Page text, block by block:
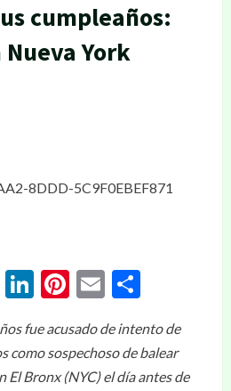
cumpleaños:
York
Twitter
LinkedIn
Pinterest
Email
fue acusado de intento de
como sospechoso de balear
El Bronx (NYC) el día antes de